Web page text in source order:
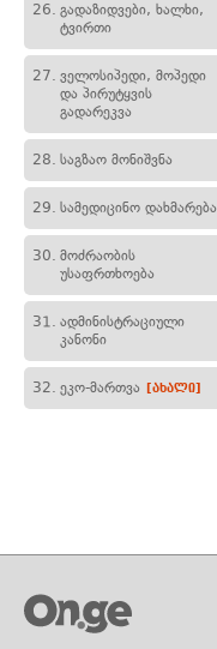
26. გადაზიდვები, ხალხი,
ტვირთი
27. ველოსიპედი, მოპედი
და პირუტყვის
გადარეკვა
28. საგზაო მონიშვნა
29. სამედიცინო დახმარება
30. მოძრაობის
უსაფრთხოება
31. ადმინისტრაციული
კანონი
32. ეკო-მართვა [ახალი]